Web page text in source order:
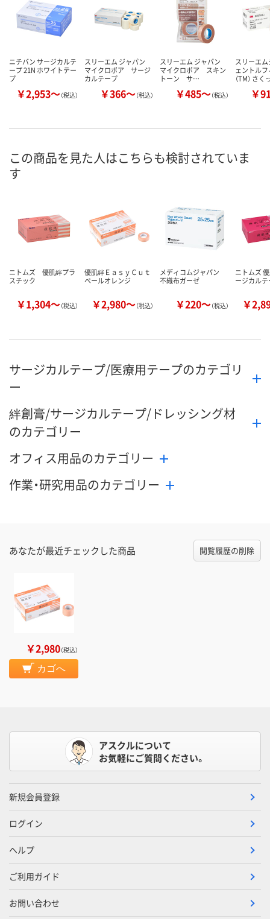
ニチバン サージカルテ
ープ 21N ホワイトテー
プ
￥2,953～（税込）
スリーエム ジャパン
マイクロポア サージ
カルテープ
￥366～（税込）
スリーエム ジャパン
マイクロポア スキン
トーン サ…
￥485～（税込）
スリーエ
ェントル
（TM） さ
￥
この商品を見た人はこちらも検討されていま
す
ニトムズ 優肌絆プラ
スチック
￥1,304～（税込）
優肌絆ＥａｓｙＣｕｔ
ペールオレンジ
￥2,980～（税込）
メディコムジャパン
不織布ガーゼ
￥220～（税込）
ニトムズ
ージカル
￥
サージカルテープ/医療用テープのカテゴリ
ー
絆創膏/サージカルテープ/ドレッシング材
のカテゴリー
オフィス用品のカテゴリー
作業・研究用品のカテゴリー
あなたが最近チェックした商品 閲覧履歴の削除
￥2,980（税込）
カゴへ
アスクルについて
お気軽にご質問ください。
新規会員登録
ログイン
ヘルプ
ご利用ガイド
お問い合わせ